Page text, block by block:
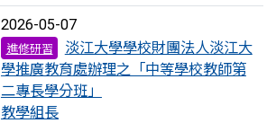
2026-05-07
進修研習
淡江大學學校財團法人淡江大
學推廣教育處辦理之「中等學校教師第
二專長學分班」
教學組長